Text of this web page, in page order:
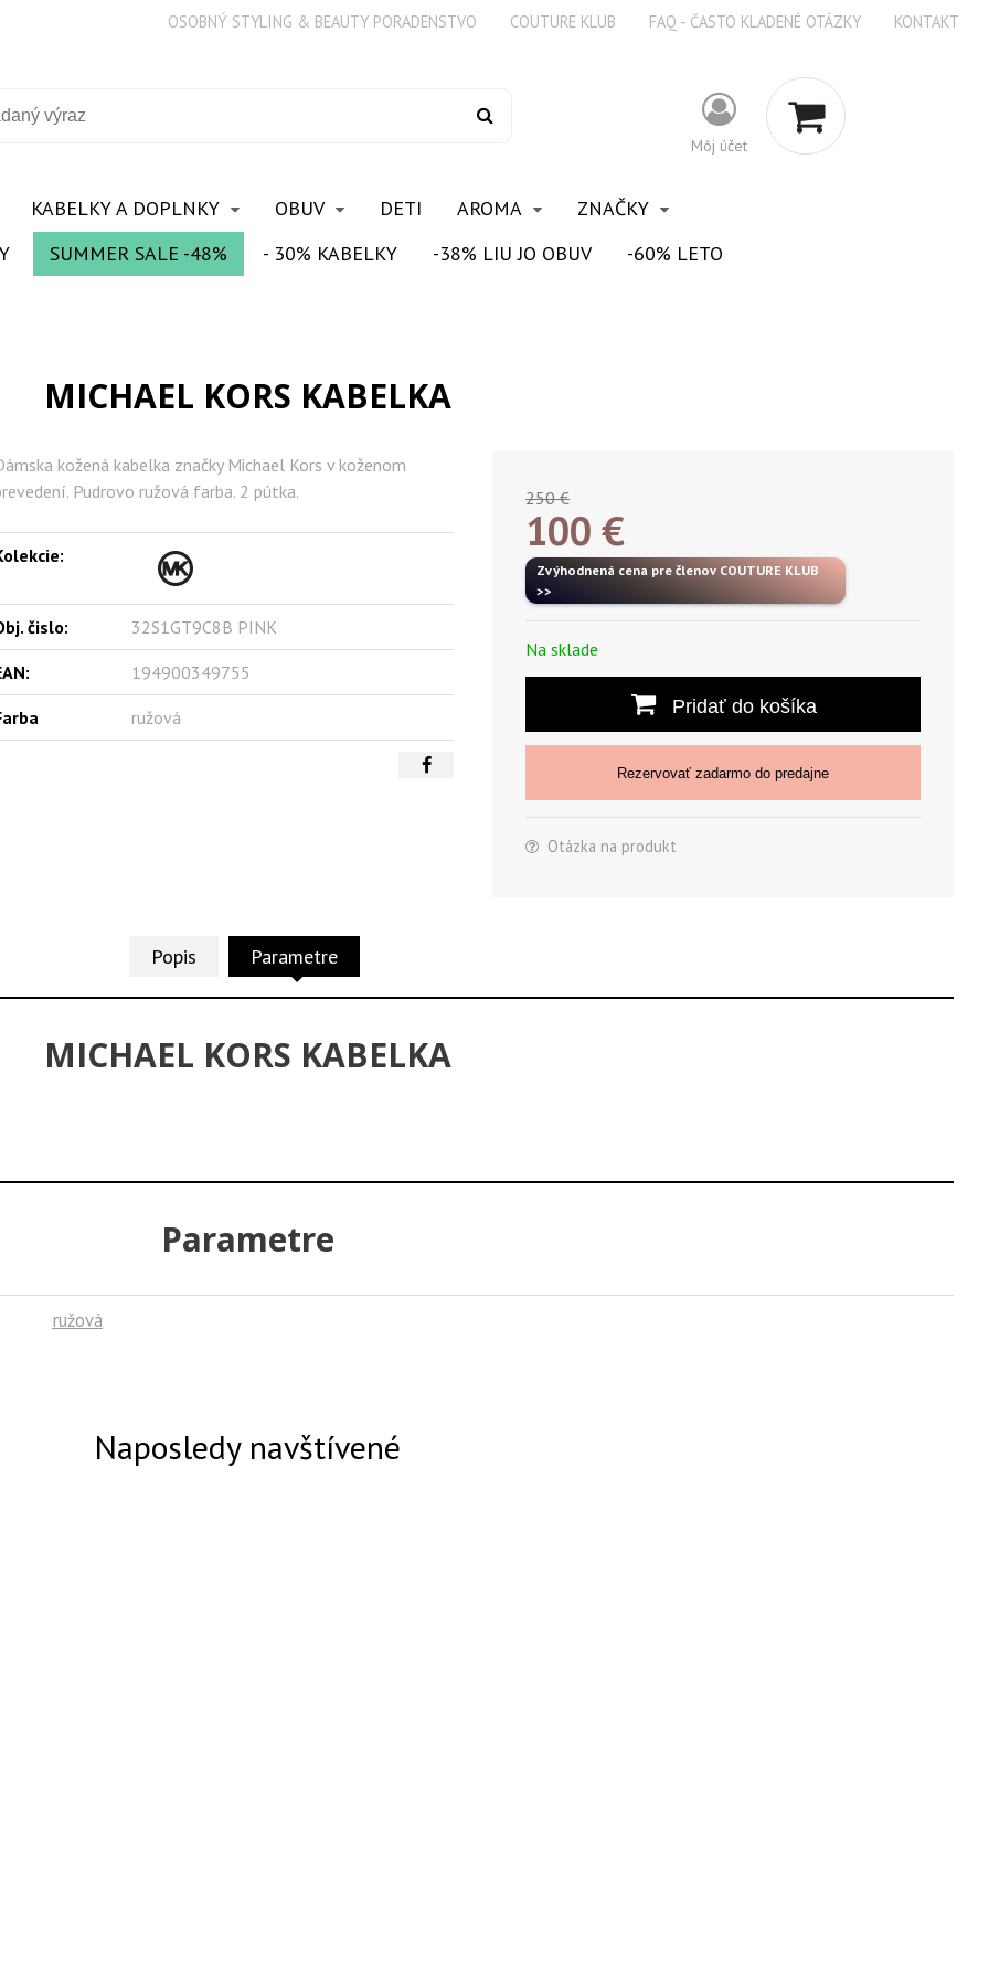
OSOBNÝ STYLING & BEAUTY PORADENSTVO COUTURE KLUB FAQ - ČASTO KLADENÉ OTÁZKY KONTAKT
Môj účet
KABELKY A DOPLNKY OBUV DETI AROMA
ZNAČKY
SUMMER SALE -48% - 30% KABELKY -38% LIU JO OBUV -60% LETO
MICHAEL KORS KABELKA
250 €
100 €
Zvýhodnená cena pre členov COUTURE KLUB
>>
Na sklade
Pridať do košíka
Rezervovať zadarmo do predajne
Otázka na produkt
kožená kabelka značky Michael Kors v koženom
Pudrovo ružová farba. 2 pútka.
čislo: 32S1GT9C8B PINK
194900349755
ružová
Popis Parametre
MICHAEL KORS KABELKA
Parametre
ružová
Naposledy navštívené